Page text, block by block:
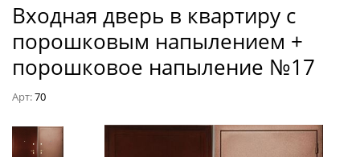
Входная дверь в квартиру с
порошковым напылением +
порошковое напыление №17
Арт:70